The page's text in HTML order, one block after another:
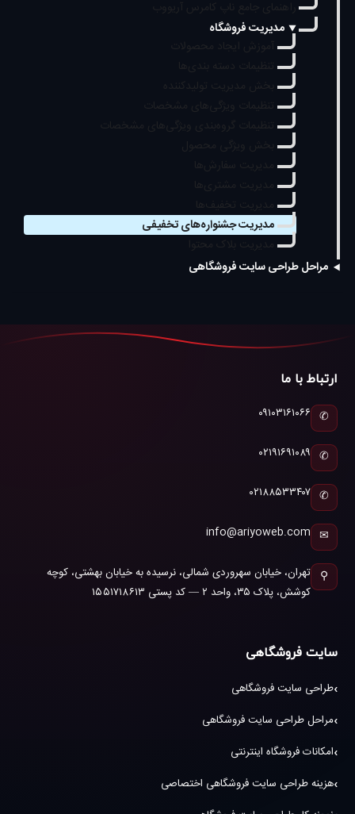
مدیریت فروشگاه
مدیریت جشنواره‌های تخفیفی
مراحل طراحی سایت فروشگاهی
ارتباط با ما
✆ ۰۹۱۰۳۱۶۱۰۶۶
✆ ۰۲۱۹۱۶۹۱۰۸۹
✆ ۰۲۱۸۸۵۳۳۴۰۷
✉
info@ariyoweb.com
⚲
تهران، خیابان سهروردی شمالی، نرسیده به خیابان بهشتی، کوچه
کوشش، پلاک ۳۵، واحد ۲ — کد پستی ۱۵۵۱۷۱۸۶۱۳
سایت فروشگاهی
طراحی سایت فروشگاهی
مراحل طراحی سایت فروشگاهی
امکانات فروشگاه اینترنتی
هزینه طراحی سایت فروشگاهی اختصاصی